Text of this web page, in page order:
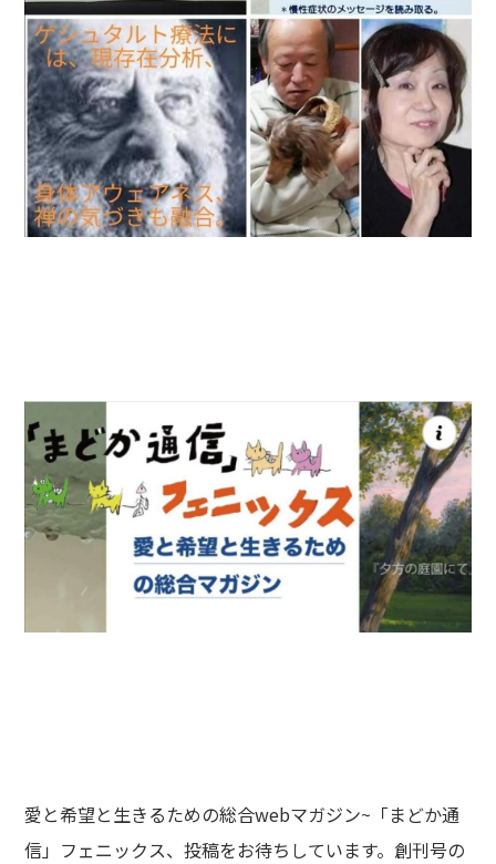
愛と希望と生きるための総合webマガジン~「まどか通
信」フェニックス、投稿をお待ちしています。創刊号の